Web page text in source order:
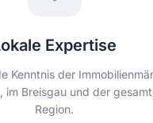
Expertise
Kenntnis der
im Breisgau und der
Region.